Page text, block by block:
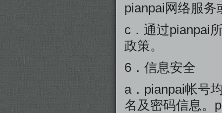
pianpai网络服务
c．通过pianpai
政策。
6．信息安全
a．pianpai帐号
名及密码信息。